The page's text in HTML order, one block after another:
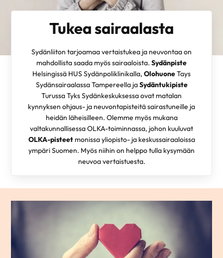
Tukea sairaalasta
Sydänliiton tarjoamaa vertaistukea ja neuvontaa on
mahdollista saada myös sairaaloista. Sydänpiste
Helsingissä HUS Sydänpoliklinikalla, OlohuoneTays
Sydänsairaalassa Tampereella jaSydäntukipiste
Turussa Tyks Sydänkeskuksessa ovat matalan
kynnyksen ohjaus- ja neuvontapisteitä sairastuneille ja
heidän läheisilleen. Olemme myös mukana
valtakunnallisessa OLKA-toiminnassa, johon kuuluvat
OLKA-pisteetmonissa yliopisto- ja keskussairaaloissa
ympäri Suomen. Myös niihin on helppo tulla kysymään
neuvoa vertaistuesta.